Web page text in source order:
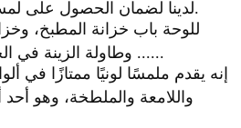
للوحة باب خزانة المطبخ،
إنه يقدم ملمسًا لونيًا ممتازًا في
واللامعة والملطخة، وهو أحد